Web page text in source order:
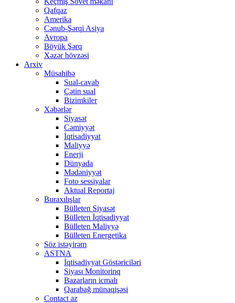
Qafqaz
Amerika
Cənub-Şərqi Asiya
Avropa
Böyük Şərq
Xəzər hövzəsi
Arxiv
Müsahibə
Sual-cavab
Çətin sual
Bizimkiler
Xəbərlər
Siyasət
Cəmiyyət
İqtisadiyyat
Maliyyə
Enerji
Dünyada
Mədəniyyət
Foto sessiyalar
Aktual Reportaj
Buraxılışlar
Bülleten Siyasət
Bülleten İqtisadiyyat
Bülleten Maliyyə
Bülleten Energetika
Söz istəyirəm
ASTNA
İqtisadiyyat Göstəriciləri
Siyası Monitorinq
Bazarların icmalı
Qarabağ münaqişəsi
Contact az